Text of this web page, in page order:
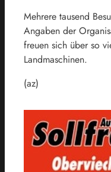
Mehrere tausend
Angaben der
freuen sich über so
Landmaschinen.
(az)